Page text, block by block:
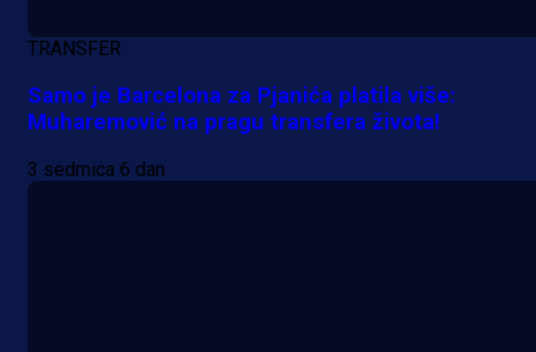
TRANSFER
Samo je Barcelona za Pjanića platila više:
Muharemović na pragu transfera života!
3 sedmica 6 dan